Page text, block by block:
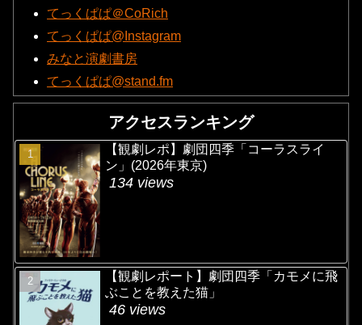
てっくぱぱ＠CoRich
てっくぱぱ@Instagram
みなと演劇書房
てっくぱぱ@stand.fm
アクセスランキング
【観劇レポ】劇団四季「コーラスライ
ン」(2026年東京)
134 views
【観劇レポート】劇団四季「カモメに飛
ぶことを教えた猫」
46 views